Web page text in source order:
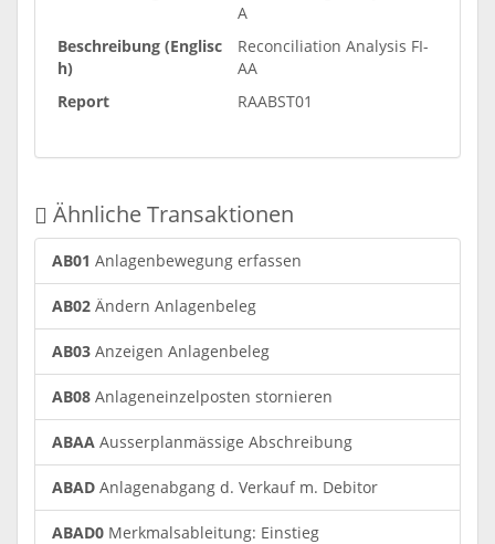
A
Beschreibung (Englisc
h)
Reconciliation Analysis FI-
AA
Report
RAABST01
Ähnliche Transaktionen
AB01 Anlagenbewegung erfassen
AB02 Ändern Anlagenbeleg
AB03 Anzeigen Anlagenbeleg
AB08 Anlageneinzelposten stornieren
ABAA Ausserplanmässige Abschreibung
ABAD Anlagenabgang d. Verkauf m. Debitor
ABAD0 Merkmalsableitung: Einstieg